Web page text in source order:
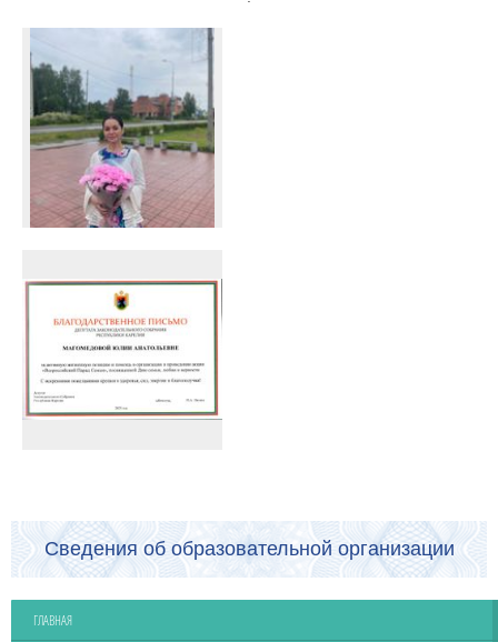
Сведения об образовательной организации
ГЛАВНАЯ